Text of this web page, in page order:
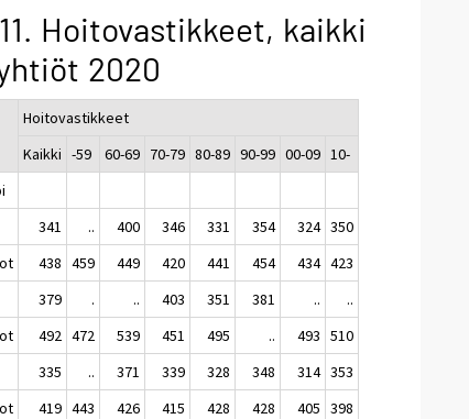
Hoitovastikkeet, kaikki
2020
Hoitovastikkeet
Kaikki -59 60-69 70-79 80-89 90-99 00-09 10-
341 .. 400 346 331 354 324 350
438 459 449 420 441 454 434 423
379 . .. 403 351 381 ..
..
492 472 539 451 495 .. 493 510
335 .. 371 339 328 348 314 353
419 443 426 415 428 428 405 398